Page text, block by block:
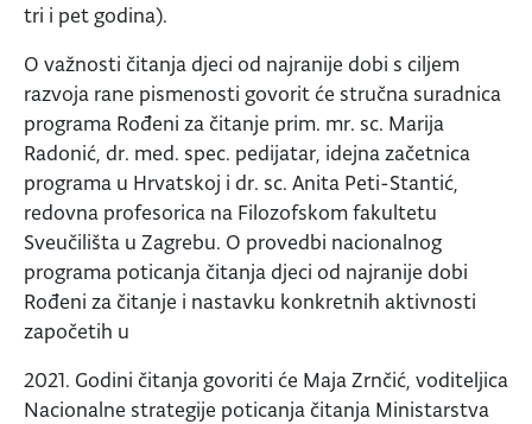
tri i pet godina).
O važnosti čitanja djeci od najranije dobi s ciljem
razvoja rane pismenosti govorit će stručna suradnica
programa Rođeni za čitanje prim. mr. sc. Marija
Radonić, dr. med. spec. pedijatar, idejna začetnica
programa u Hrvatskoj i dr. sc. Anita Peti-Stantić,
redovna profesorica na Filozofskom fakultetu
Sveučilišta u Zagrebu. O provedbi nacionalnog
programa poticanja čitanja djeci od najranije dobi
Rođeni za čitanje i nastavku konkretnih aktivnosti
započetih u
2021. Godini čitanja govoriti će Maja Zrnčić, voditeljica
Nacionalne strategije poticanja čitanja Ministarstva